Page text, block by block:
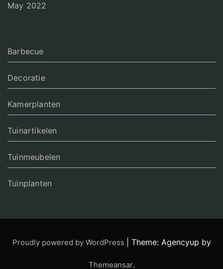
May 2022
Barbecue
Decoratie
Kamerplanten
Tuinartikelen
Tuinmeubelen
Tuinplanten
Proudly powered by WordPress Theme: Agencyup by
Themeansar.